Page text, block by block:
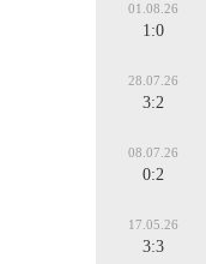
01.08.26
1:0
28.07.26
3:2
08.07.26
0:2
17.05.26
3:3